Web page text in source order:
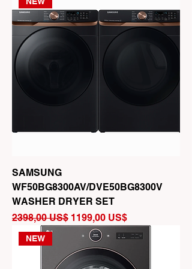
SAMSUNG
WF50BG8300AV/DVE50BG8300V
WASHER DRYER SET
Precio
2398,00 US$ Precio de oferta
1199,00 US$
NEW